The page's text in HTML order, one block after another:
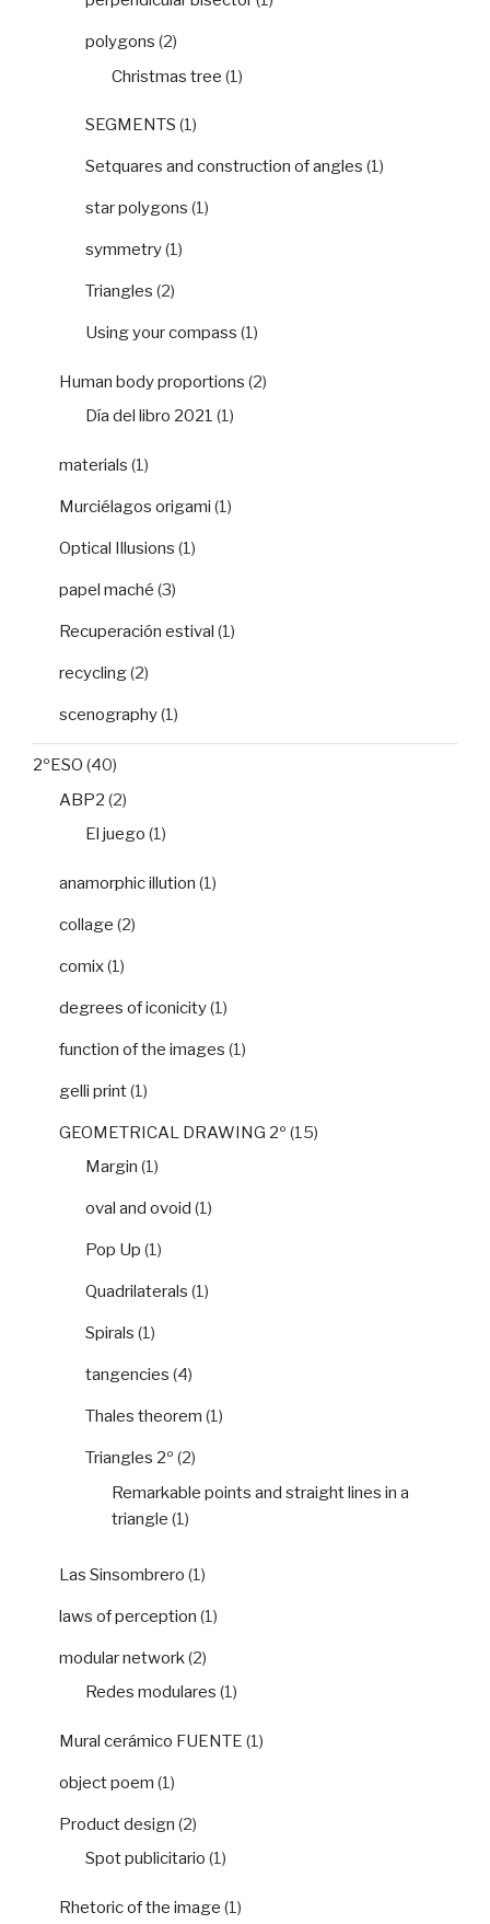
polygons (2)
Christmas tree (1)
SEGMENTS (1)
Setquares and construction of angles (1)
star polygons (1)
symmetry(1)
Triangles (2)
Using your compass (1)
Human body proportions (2)
Día del libro 2021 (1)
materials (1)
Murciélagos origami (1)
Optical Illusions (1)
papel maché (3)
Recuperación estival (1)
recycling(2)
scenography(1)
2ºESO (40)
ABP2 (2)
El juego (1)
anamorphic illution (1)
collage (2)
comix(1)
degrees of iconicity(1)
function of the images (1)
gelli print(1)
GEOMETRICAL DRAWING 2º (15)
Margin (1)
oval and ovoid (1)
Pop Up (1)
Quadrilaterals (1)
Spirals (1)
tangencies (4)
Thales theorem (1)
Triangles 2º (2)
Remarkable points and straight lines in a
triangle (1)
Las Sinsombrero (1)
laws of perception (1)
modular network(2)
Redes modulares (1)
Mural cerámico FUENTE (1)
object poem (1)
Product design (2)
Spot publicitario (1)
Rhetoric of the image (1)